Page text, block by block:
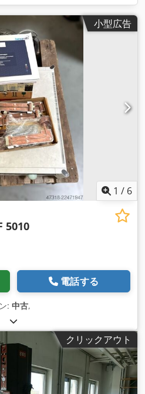
小型広告
1 / 6
5010
電話する
: 中古,
クリックアウト